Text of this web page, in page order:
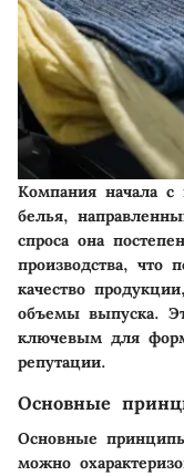
Компания начала с
белья,
спроса она
производства, что
качество
объемы выпуска.
ключевым для
репутации.
Основные
Основные
можно